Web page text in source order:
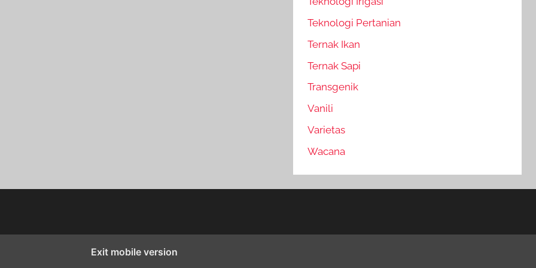
Teknologi Pertanian
Ternak Ikan
Ternak Sapi
Transgenik
Vanili
Varietas
Wacana
Exit mobile version